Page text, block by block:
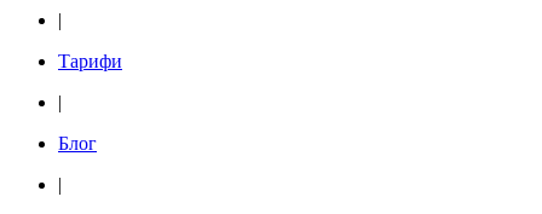
|
Тарифи
|
Блог
|